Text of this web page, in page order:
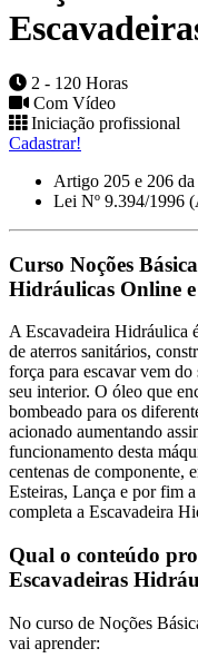
2 - 120 Horas
Com Vídeo
Iniciação profissional
Cadastrar!
Artigo 205 e 206
Lei Nº 9.394/1996
Curso Noções
Hidráulicas Online
A Escavadeira Hidráulica
de aterros sanitários,
força para escavar vem
seu interior. O óleo que
bombeado para os
acionado aumentando
funcionamento desta
centenas de componente,
Esteiras, Lança e por fim
completa a Escavadeira
Qual o conteúdo
Escavadeiras
No curso de Noções
vai aprender: